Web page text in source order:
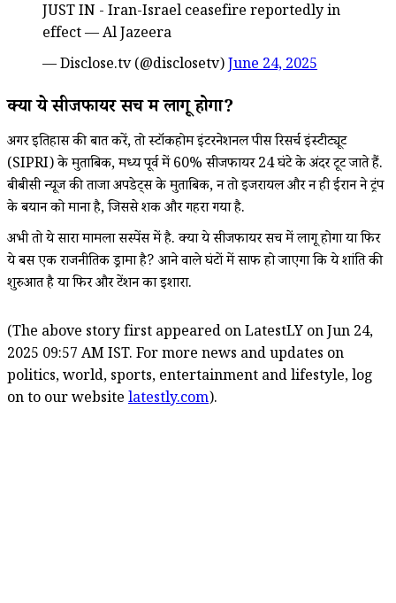
JUST IN - Iran-Israel ceasefire reportedly in
effect — Al Jazeera
— Disclose.tv (@disclosetv)June 24, 2025
क्या ये सीजफायर सच में लागू होगा?
अगर इतिहास की बात करें, तो स्टॉकहोम इंटरनेशनल पीस रिसर्च इंस्टीट्यूट
(SIPRI) के मुताबिक, मध्य पूर्व में 60% सीजफायर 24 घंटे के अंदर टूट जाते हैं.
बीबीसी न्यूज की ताजा अपडेट्स के मुताबिक, न तो इजरायल और न ही ईरान ने ट्रंप
के बयान को माना है, जिससे शक और गहरा गया है.
अभी तो ये सारा मामला सस्पेंस में है. क्या ये सीजफायर सच में लागू होगा या फिर
ये बस एक राजनीतिक ड्रामा है? आने वाले घंटों में साफ हो जाएगा कि ये शांति की
शुरुआत है या फिर और टेंशन का इशारा.
(The above story first appeared on LatestLY on Jun 24,
2025 09:57 AM IST. For more news and updates on
politics, world, sports, entertainment and lifestyle, log
on to our website latestly.com).